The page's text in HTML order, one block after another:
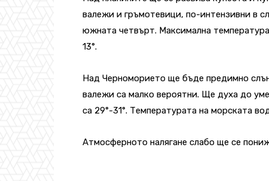
валежи и гръмотевици, по-интензивни в
южната четвърт. Максимална
13°.
Над Черноморието ще бъде предимно
валежи са малко вероятни. Ще духа до
са 29°-31°. Температурата на морската
Атмосферното налягане слабо ще се